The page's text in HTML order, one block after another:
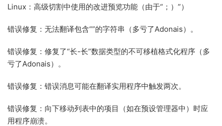
Linux：高级切割中使用的改进预览功能（由于“；）”）
错误修复：无法翻译包含“”的字符串（多亏了Adonais）。
错误修复：修复了“长-长”数据类型的不可移植格式化程序（多
亏了Adonais）。
错误修复：错误消息可能在翻译实用程序中触发两次。
错误修复：向下移动列表中的项目（如在预设管理器中）时应
用程序崩溃。